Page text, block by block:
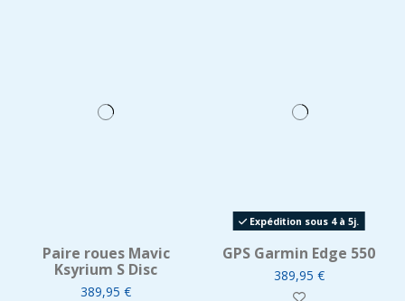
Paire roues Mavic
Ksyrium S Disc
389,95 €
Expédition sous 4 à 5j.
GPS Garmin Edge 550
389,95 €